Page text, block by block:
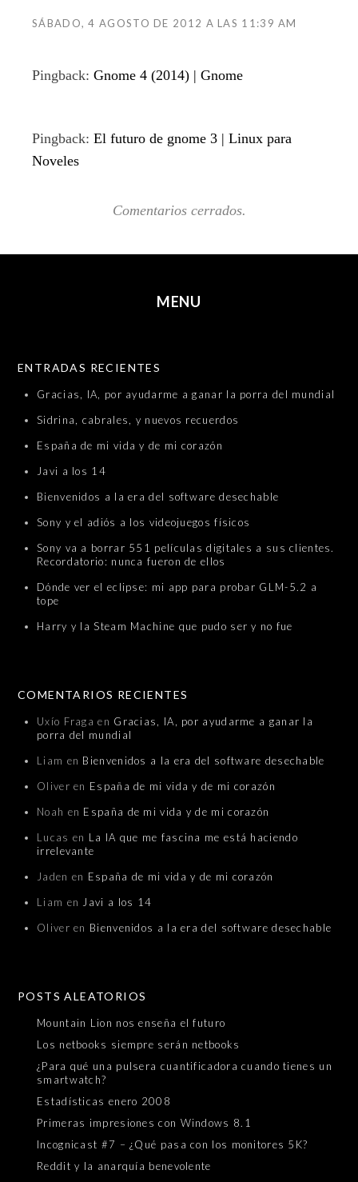
SÁBADO, 4 AGOSTO DE 2012 A LAS 11:39 AM
Pingback: Gnome 4 (2014) | Gnome
Pingback: El futuro de gnome 3 | Linux para
Noveles
Comentarios cerrados.
MENU
ENTRADAS RECIENTES
Gracias, IA, por ayudarme a ganar la porra del mundial
Sidrina, cabrales, y nuevos recuerdos
España de mi vida y de mi corazón
Javi a los 14
Bienvenidos a la era del software desechable
Sony y el adiós a los videojuegos físicos
Sony va a borrar 551 películas digitales a sus clientes.
Recordatorio: nunca fueron de ellos
Dónde ver el eclipse: mi app para probar GLM-5.2 a
tope
Harry y la Steam Machine que pudo ser y no fue
COMENTARIOS RECIENTES
Uxío Fraga en Gracias, IA, por ayudarme a ganar la
porra del mundial
Liam en Bienvenidos a la era del software desechable
Oliver en España de mi vida y de mi corazón
Noah en España de mi vida y de mi corazón
Lucas en La IA que me fascina me está haciendo
irrelevante
Jaden en España de mi vida y de mi corazón
Liam en Javi a los 14
Oliver en Bienvenidos a la era del software desechable
POSTS ALEATORIOS
Mountain Lion nos enseña el futuro
Los netbooks siempre serán netbooks
¿Para qué una pulsera cuantificadora cuando tienes un
smartwatch?
Estadísticas enero 2008
Primeras impresiones con Windows 8.1
Incognicast #7 – ¿Qué pasa con los monitores 5K?
Reddit y la anarquía benevolente